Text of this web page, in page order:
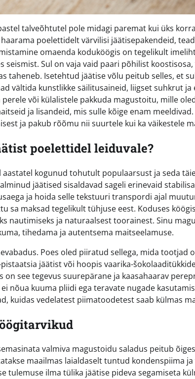
talveõhtutel pole midagi paremat kui üks
poelettidelt värvilisi jäätisepakendeid,
omaenda koduköögis on tegelikult
seismist. Sul on vaja vaid paari põhilist
taheneb. Isetehtud jäätise võlu peitub selles, et
vältida kunstlikke säilitusaineid, liigset suhkrut
või külalistele pakkuda magustoitu, mille
ja lisandeid, mis sulle kõige enam
ja pakub rõõmu nii suurtele kui ka väikestele
poelettidel leiduvale?
kogunud tohutult populaarsust ja seda
jäätised sisaldavad sageli erinevaid
ja hoida selle tekstuuri transpordi ajal
sa maksad tegelikult tühjuse eest. Koduses
nautimiseks ja naturaalsest toorainest. Sinu
tihedama ja autentsema maitseelamuse.
Poes oled piiratud sellega, mida tootjad
jäätist või hoopis vaarika-
on see tegevus suurepärane ja kaasahaarav
nõua kuuma pliidi ega teravate nugade
kuidas vedelatest piimatoodetest saab külmas
valmiva magustoidu saladus peitub
maailmas laialdaselt tuntud kondenspiima
tulemuse ilma tülika jäätise pideva segamiseta